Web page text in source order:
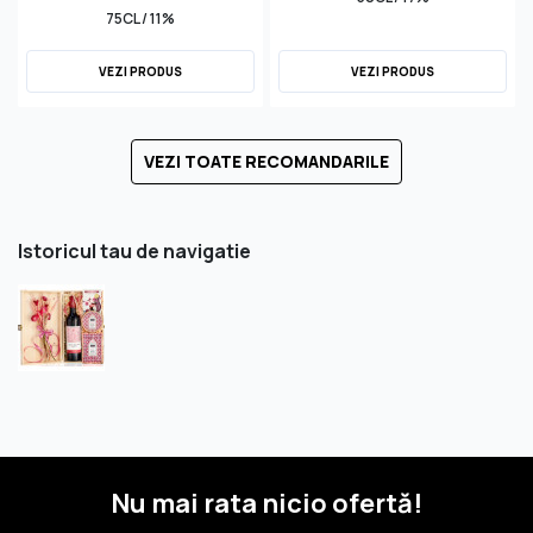
75CL / 11%
VEZI PRODUS VEZI PRODUS
VEZI TOATE RECOMANDARILE
Istoricul tau de navigatie
Nu mai rata nicio ofertă!